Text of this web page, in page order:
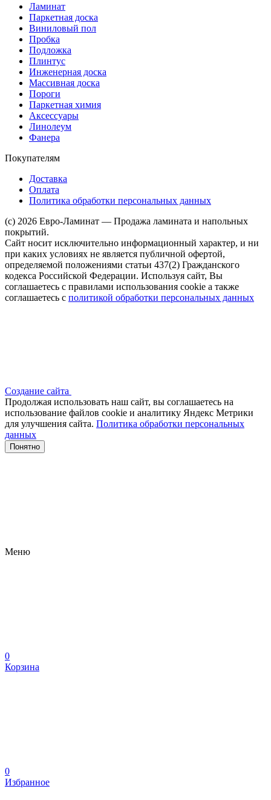
Ламинат
Паркетная доска
Виниловый пол
Пробка
Подложка
Плинтус
Инженерная доска
Массивная доска
Пороги
Паркетная химия
Аксессуары
Линолеум
Фанера
Покупателям
Доставка
Оплата
Политика обработки персональных данных
(c) 2026 Евро-Ламинат — Продажа ламината и напольных
покрытий.
Сайт носит исключительно информационный характер, и ни
при каких условиях не является публичной офертой,
определяемой положениями статьи 437(2) Гражданского
кодекса Российской Федерации. Используя сайт, Вы
соглашаетесь с правилами использования cookie а также
соглашаетесь с политикой обработки персональных данных
Создание сайта
Продолжая использовать наш сайт, вы соглашаетесь на
использование файлов сооkіе и аналитику Яндекс Метрики
для улучшения сайта. Политика обработки персональных
данных
Понятно
Меню
0
Корзина
0
Избранное